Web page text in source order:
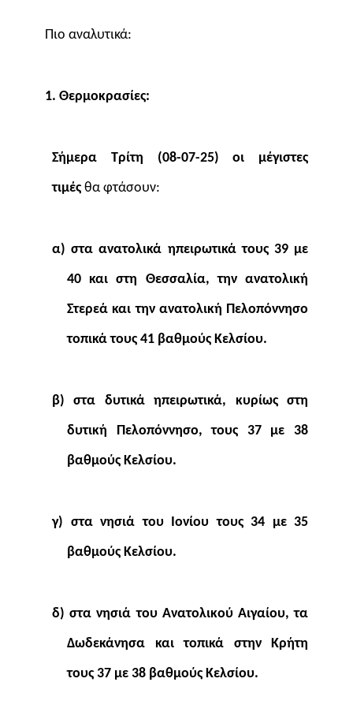
Πιο αναλυτικά:
1. Θερμοκρασίες:
Σήμερα Τρίτη (08-07-25) οι μέγιστες
τιμέςθα φτάσουν:
α) στα ανατολικά ηπειρωτικά τους 39 με
40 και στη Θεσσαλία, την ανατολική
Στερεά και την ανατολική Πελοπόννησο
τοπικά τους 41 βαθμούς Κελσίου.
β) στα δυτικά ηπειρωτικά, κυρίως στη
δυτική Πελοπόννησο, τους 37 με 38
βαθμούς Κελσίου.
γ) στα νησιά του Ιονίου τους 34 με 35
βαθμούς Κελσίου.
δ) στα νησιά του Ανατολικού Αιγαίου, τα
Δωδεκάνησα και τοπικά στην Κρήτη
τους 37 με 38 βαθμούς Κελσίου.